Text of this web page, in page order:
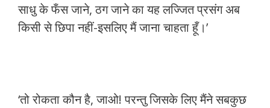
साधु के फँस जाने, ठग जाने का यह लज्जित प्रसंग अब
किसी से छिपा नहीं-इसलिए मैं जाना चाहता हूँ।’
‘तो रोकता कौन है, जाओ! परन्तु जिसके लिए मैंने सबकुछ